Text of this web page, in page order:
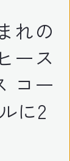
れの
ース
コー
に2